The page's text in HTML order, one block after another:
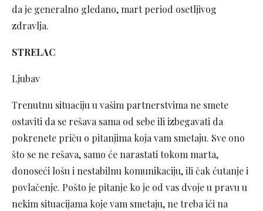
da je generalno gledano, mart period osetljivog
zdravlja.
STRELAC
Ljubav
Trenutnu situaciju u vašim partnerstvima ne smete
ostaviti da se rešava sama od sebe ili izbegavati da
pokrenete priču o pitanjima koja vam smetaju. Sve ono
što se ne rešava, samo će narastati tokom marta,
donoseći lošu i nestabilnu komunikaciju, ili čak ćutanje i
povlačenje. Pošto je pitanje ko je od vas dvoje u pravu u
nekim situacijama koje vam smetaju, ne treba ići na